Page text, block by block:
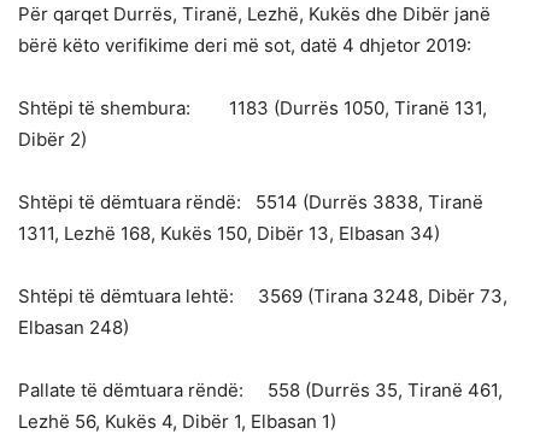
Për qarqet Durrës, Tiranë, Lezhë, Kukës dhe Dibër janë
bërë këto verifikime deri më sot, datë 4 dhjetor 2019:
Shtëpi të shembura: 1183 (Durrës 1050, Tiranë 131,
Dibër 2)
Shtëpi të dëmtuara rëndë: 5514 (Durrës 3838, Tiranë
1311, Lezhë 168, Kukës 150, Dibër 13, Elbasan 34)
Shtëpi të dëmtuara lehtë: 3569 (Tirana 3248, Dibër 73,
Elbasan 248)
Pallate të dëmtuara rëndë: 558 (Durrës 35, Tiranë 461,
Lezhë 56, Kukës 4, Dibër 1, Elbasan 1)